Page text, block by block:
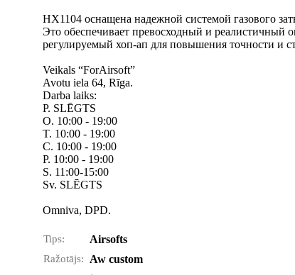
HX1104 оснащена надежной системой газового
Это обеспечивает превосходный и реалистичный
регулируемый хоп-ап для повышения точности и
Veikals “ForAirsoft”
Avotu iela 64, Rīga.
Darba laiks:
P. SLĒGTS
O. 10:00 - 19:00
T. 10:00 - 19:00
C. 10:00 - 19:00
P. 10:00 - 19:00
S. 11:00-15:00
Sv. SLĒGTS
Omniva, DPD.
Tips: Airsofts
Ražotājs: Aw custom